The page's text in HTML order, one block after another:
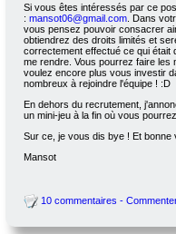
Si vous êtes intéressés par ce
: mansot06@gmail.com . Dans
vous pensez pouvoir consacrer
obtiendrez des droits limités et
correctement effectué ce qui
me rendre. Vous pourrez faire les
voulez encore plus vous investir
nombreux à rejoindre l'équipe ! :D
En dehors du recrutement,
un mini-jeu à la fin où vous
Sur ce, je vous dis bye ! Et bonne
Mansot
10 commentaires -